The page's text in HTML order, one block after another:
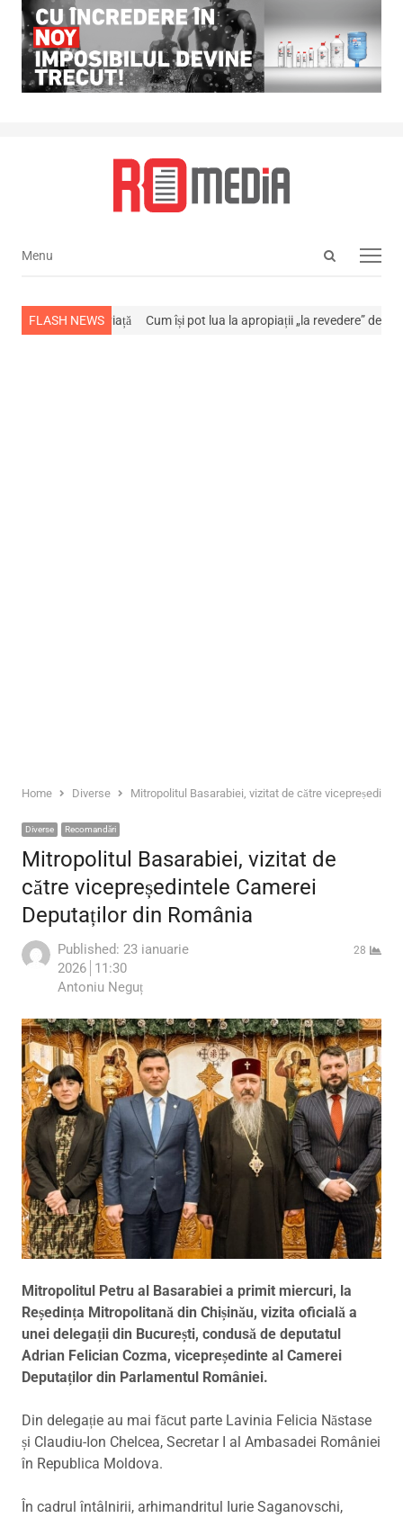
Open
Menu
Menu
FLASH NEWS
a stins din viață Cum își pot lua la apropiații „la revedere” de la…
Home Diverse Mitropolitul Basarabiei, vizitat de către
Diverse Recomandări
Mitropolitul Basarabiei, vizitat de
către vicepreședintele Camerei
Deputaților din România
Published: 23 ianuarie
2026 11:30
Author
Antoniu Neguț
28
Mitropolitul Petru al Basarabiei a primit miercuri, la
Reședința Mitropolitană din Chișinău, vizita oficială a
unei delegații din București, condusă de deputatul
Adrian Felician Cozma, vicepreședinte al Camerei
Deputaților din Parlamentul României.
Din delegație au mai făcut parte Lavinia Felicia Năstase
și Claudiu-Ion Chelcea, Secretar I al Ambasadei României
în Republica Moldova.
În cadrul întâlnirii, arhimandritul Iurie Saganovschi,